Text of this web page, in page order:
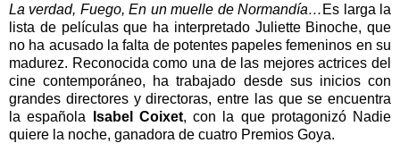
La verdad, Fuego, En un muelle de Normandía… Es larga la
lista de películas que ha interpretado Juliette Binoche, que
no ha acusado la falta de potentes papeles femeninos en su
madurez. Reconocida como una de las mejores actrices del
cine contemporáneo, ha trabajado desde sus inicios con
grandes directores y directoras, entre las que se encuentra
la española
Isabel Coixet, con la que protagonizó Nadie
quiere la noche, ganadora de cuatro Premios Goya.